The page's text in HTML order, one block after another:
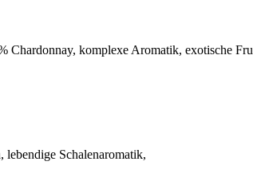
Chardonnay, komplexe Aromatik, exotische
lebendige Schalenaromatik,